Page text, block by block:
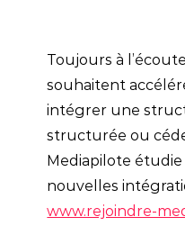
Toujours à
souhaitent
intégrer une
structurée ou
Mediapilote
nouvelles
www.rejoindre-